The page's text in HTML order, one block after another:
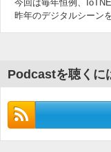
今回は毎年恒例、
昨年のデジタルシーン
Podcastを聴くに